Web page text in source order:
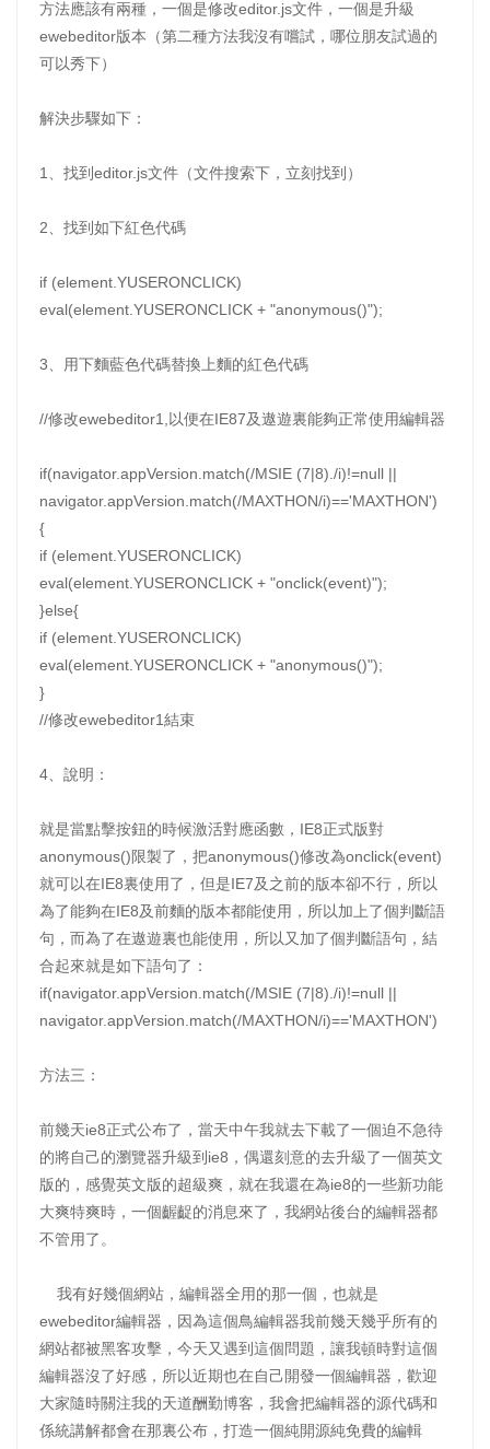
方法應該有兩種，一個是修改editor.js文件，一個是升級
ewebeditor版本（第二種方法我沒有嚐試，哪位朋友試過的
可以秀下）
解決步驟如下：
1、找到editor.js文件（文件搜索下，立刻找到）
2、找到如下紅色代碼
if (element.YUSERONCLICK)
eval(element.YUSERONCLICK + "anonymous()");
3、用下麵藍色代碼替換上麵的紅色代碼
//修改ewebeditor1,以便在IE87及遨遊裏能夠正常使用編輯器
if(navigator.appVersion.match(/MSIE (7|8)./i)!=null ||
navigator.appVersion.match(/MAXTHON/i)=='MAXTHON')
{
if (element.YUSERONCLICK)
eval(element.YUSERONCLICK + "onclick(event)");
}else{
if (element.YUSERONCLICK)
eval(element.YUSERONCLICK + "anonymous()");
}
//修改ewebeditor1結束
4、說明：
就是當點擊按鈕的時候激活對應函數，IE8正式版對
anonymous()限製了，把anonymous()修改為onclick(event)
就可以在IE8裏使用了，但是IE7及之前的版本卻不行，所以
為了能夠在IE8及前麵的版本都能使用，所以加上了個判斷語
句，而為了在遨遊裏也能使用，所以又加了個判斷語句，結
合起來就是如下語句了：
if(navigator.appVersion.match(/MSIE (7|8)./i)!=null ||
navigator.appVersion.match(/MAXTHON/i)=='MAXTHON')
方法三：
前幾天ie8正式公布了，當天中午我就去下載了一個迫不急待
的將自己的瀏覽器升級到ie8，偶還刻意的去升級了一個英文
版的，感覺英文版的超級爽，就在我還在為ie8的一些新功能
大爽特爽時，一個齷齪的消息來了，我網站後台的編輯器都
不管用了。
我有好幾個網站，編輯器全用的那一個，也就是
ewebeditor編輯器，因為這個鳥編輯器我前幾天幾乎所有的
網站都被黑客攻擊，今天又遇到這個問題，讓我頓時對這個
編輯器沒了好感，所以近期也在自己開發一個編輯器，歡迎
大家隨時關注我的天道酬勤博客，我會把編輯器的源代碼和
係統講解都會在那裏公布，打造一個純開源純免費的編輯